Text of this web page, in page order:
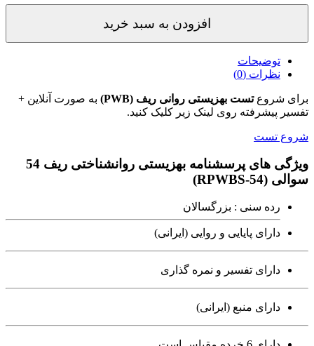
افزودن به سبد خرید
توضیحات
نظرات (0)
برای شروعتست بهزیستی روانی ریف (PWB)
به صورت آنلاین +
تفسیر پیشرفته روی لینک زیر کلیک کنید.
شروع تست
ویژگی های پرسشنامه بهزیستی روانشناختی ریف 54
سوالی (RPWBS-54)
رده سنی : بزرگسالان
دارای پایایی و روایی (ایرانی)
دارای تفسیر و نمره گذاری
دارای منبع (ایرانی)